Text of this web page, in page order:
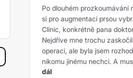
Po dlouhém prozkoumávání
si pro augmentaci prsou
Clinic, konkrétně pana
Nejdříve mne trochu
operaci, ale byla jsem
nikomu jinému nechci. A
dál